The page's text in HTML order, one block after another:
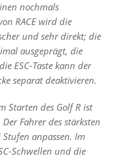
nochmals
RACE wird die
und sehr direkt; die
ausgeprägt, die
ESC-Taste kann der
separat deaktivieren.
Starten des Golf R ist
Der Fahrer des stärksten
anpassen. Im
Schwellen und die